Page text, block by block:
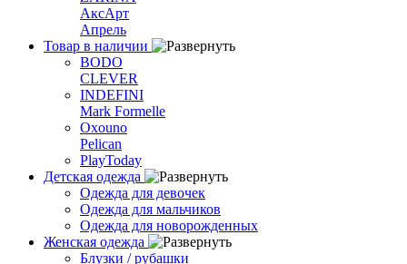
АксАрт
Апрель
Товар в наличии
BODO
CLEVER
INDEFINI
Mark Formelle
Oxouno
Pelican
PlayToday
Детская одежда
Одежда для девочек
Одежда для мальчиков
Одежда для новорожденных
Женская одежда
Блузки / рубашки